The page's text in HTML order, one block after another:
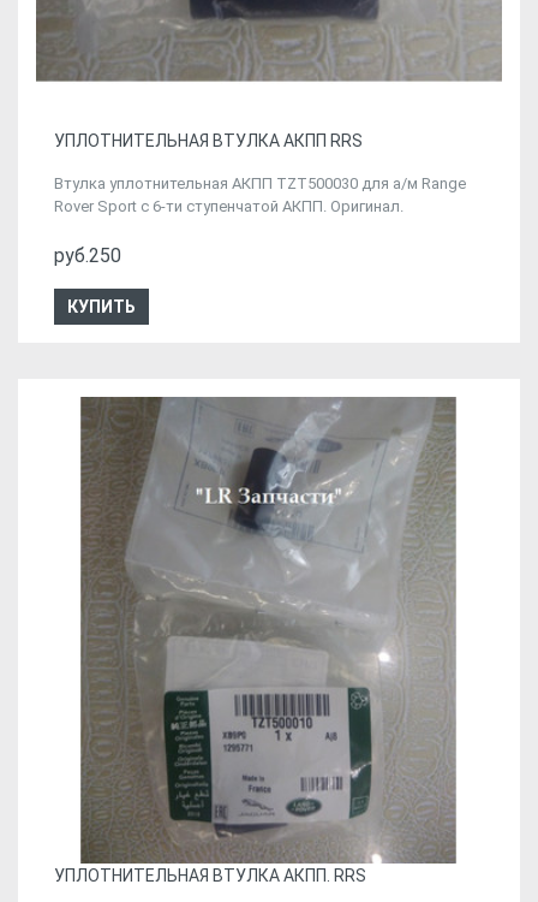
УПЛОТНИТЕЛЬНАЯ ВТУЛКА АКПП RRS
Втулка уплотнительная АКПП TZT500030 для а/м Range
Rover Sport с 6-ти ступенчатой АКПП. Оригинал.
руб.250
КУПИТЬ
УПЛОТНИТЕЛЬНАЯ ВТУЛКА АКПП. RRS